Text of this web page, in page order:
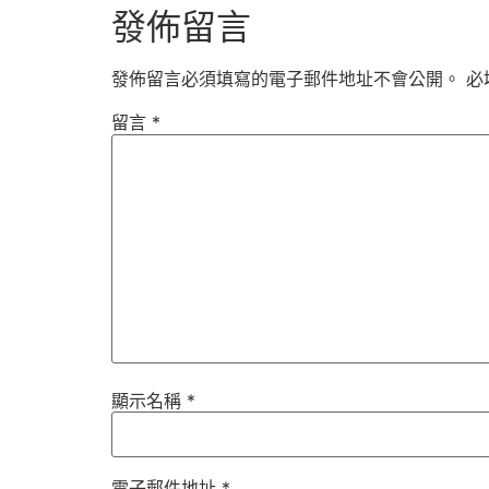
發佈留言
發佈留言必須填寫的電子郵件地址不會公開。 必
留言 *
顯示名稱 *